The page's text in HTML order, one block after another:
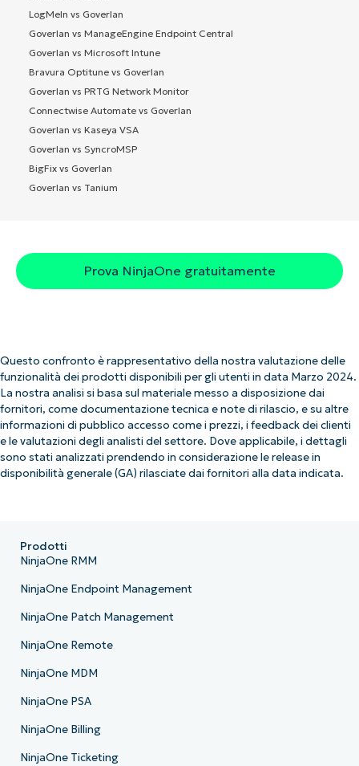
LogMeIn vs Goverlan
Goverlan vs ManageEngine Endpoint Central
Goverlan vs Microsoft Intune
Bravura Optitune vs Goverlan
Goverlan vs PRTG Network Monitor
Connectwise Automate vs Goverlan
Goverlan vs Kaseya VSA
Goverlan vs SyncroMSP
BigFix vs Goverlan
Goverlan vs Tanium
Prova NinjaOne gratuitamente
Questo confronto è rappresentativo della nostra valutazione delle
funzionalità dei prodotti disponibili per gli utenti in data Marzo 2024.
La nostra analisi si basa sul materiale messo a disposizione dai
fornitori, come documentazione tecnica e note di rilascio, e su altre
informazioni di pubblico accesso come i prezzi, i feedback dei clienti
e le valutazioni degli analisti del settore. Dove applicabile, i dettagli
sono stati analizzati prendendo in considerazione le release in
disponibilità generale (GA) rilasciate dai fornitori alla data indicata.
Prodotti
NinjaOne RMM
NinjaOne Endpoint Management
NinjaOne Patch Management
NinjaOne Remote
NinjaOne MDM
NinjaOne PSA
NinjaOne Billing
NinjaOne Ticketing